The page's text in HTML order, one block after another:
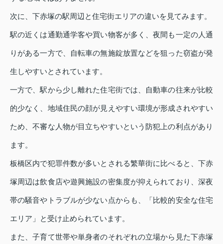
次に、下赤塚の駅周辺と住宅街エリアの違いを見てみます。
駅の近くは通勤通学客や買い物客が多く、夜間も一定の人通
りがある一方で、自転車の無施錠放置などを狙った窃盗が発
生しやすいとされています。
一方で、駅から少し離れた住宅街では、自動車の往来が比較
的少なく、地域住民の顔が見えやすい環境が形成されやすい
ため、不審な人物が目立ちやすいという防犯上の利点があり
ます。
板橋区内で犯罪件数が多いとされる繁華街に比べると、下赤
塚周辺は飲食店や遊興施設の密集度が抑えられており、深夜
帯の騒音やトラブルが少ない点からも、「比較的安全な住宅
エリア」と受け止められています。
また、子育て世帯や単身者のそれぞれの立場から見た下赤塚